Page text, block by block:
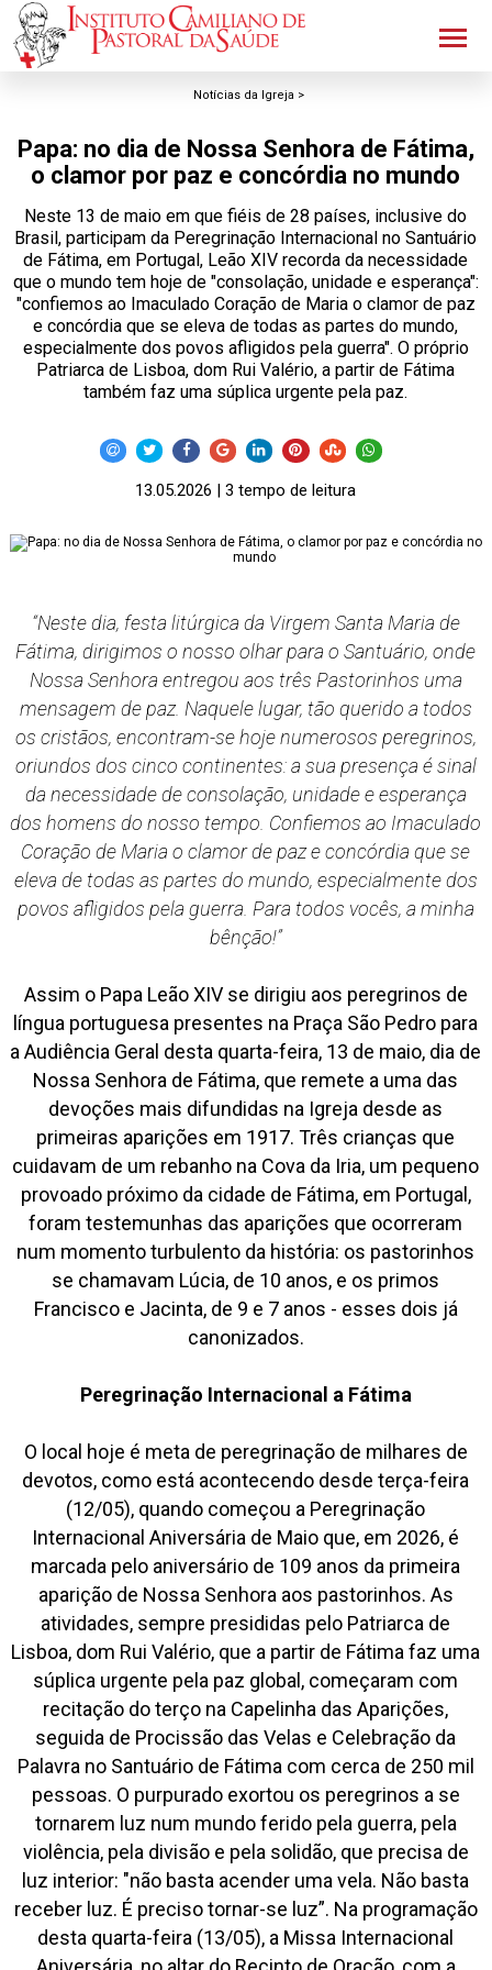
Notícias da Igreja >
Papa: no dia de Nossa Senhora de Fátima,
o clamor por paz e concórdia no mundo
Neste 13 de maio em que fiéis de 28 países, inclusive do
Brasil, participam da Peregrinação Internacional no Santuário
de Fátima, em Portugal, Leão XIV recorda da necessidade
que o mundo tem hoje de "consolação, unidade e esperança":
"confiemos ao Imaculado Coração de Maria o clamor de paz
e concórdia que se eleva de todas as partes do mundo,
especialmente dos povos afligidos pela guerra". O próprio
Patriarca de Lisboa, dom Rui Valério, a partir de Fátima
também faz uma súplica urgente pela paz.
13.05.2026 | 3 tempo de leitura
“Neste dia, festa litúrgica da Virgem Santa Maria de
Fátima, dirigimos o nosso olhar para o Santuário, onde
Nossa Senhora entregou aos três Pastorinhos uma
mensagem de paz. Naquele lugar, tão querido a todos
os cristãos, encontram-se hoje numerosos peregrinos,
oriundos dos cinco continentes: a sua presença é sinal
da necessidade de consolação, unidade e esperança
dos homens do nosso tempo. Confiemos ao Imaculado
Coração de Maria o clamor de paz e concórdia que se
eleva de todas as partes do mundo, especialmente dos
povos afligidos pela guerra. Para todos vocês, a minha
bênção!”
Assim o Papa Leão XIV se dirigiu aos peregrinos de
língua portuguesa presentes na Praça São Pedro para
a Audiência Geral desta quarta-feira, 13 de maio, dia de
Nossa Senhora de Fátima, que remete a uma das
devoções mais difundidas na Igreja desde as
primeiras aparições em 1917. Três crianças que
cuidavam de um rebanho na Cova da Iria, um pequeno
provoado próximo da cidade de Fátima, em Portugal,
foram testemunhas das aparições que ocorreram
num momento turbulento da história: os pastorinhos
se chamavam Lúcia, de 10 anos, e os primos
Francisco e Jacinta, de 9 e 7 anos - esses dois já
canonizados.
Peregrinação Internacional a Fátima
O local hoje é meta de peregrinação de milhares de
devotos, como está acontecendo desde terça-feira
(12/05), quando começou a Peregrinação
Internacional Aniversária de Maio que, em 2026, é
marcada pelo aniversário de 109 anos da primeira
aparição de Nossa Senhora aos pastorinhos. As
atividades, sempre presididas pelo Patriarca de
Lisboa, dom Rui Valério, que a partir de Fátima faz uma
súplica urgente pela paz global, começaram com
recitação do terço na Capelinha das Aparições,
seguida de Procissão das Velas e Celebração da
Palavra no Santuário de Fátima com cerca de 250 mil
pessoas. O purpurado exortou os peregrinos a se
tornarem luz num mundo ferido pela guerra, pela
violência, pela divisão e pela solidão, que precisa de
luz interior: "não basta acender uma vela. Não basta
receber luz. É preciso tornar-se luz”. Na programação
desta quarta-feira (13/05), a Missa Internacional